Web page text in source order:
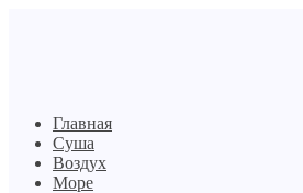
Главная
Суша
Воздух
Море